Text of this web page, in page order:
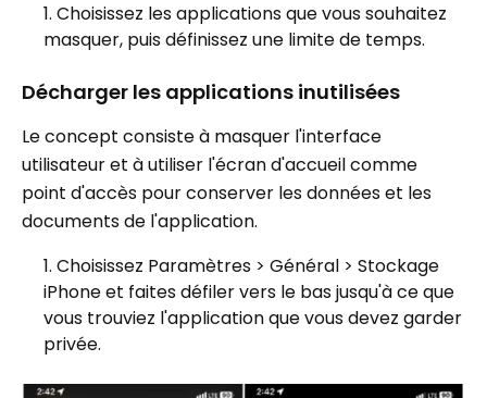
Choisissez les applications que vous souhaitez
masquer, puis définissez une limite de temps.
Décharger les applications inutilisées
Le concept consiste à masquer l'interface
utilisateur et à utiliser l'écran d'accueil comme
point d'accès pour conserver les données et les
documents de l'application.
Choisissez Paramètres > Général > Stockage
iPhone et faites défiler vers le bas jusqu'à ce que
vous trouviez l'application que vous devez garder
privée.